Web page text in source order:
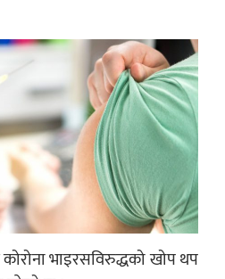
भाइरसविरुद्धको खोप थप